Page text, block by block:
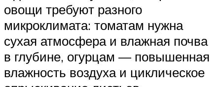
овощи требуют разного
микроклимата: томатам нужна
сухая атмосфера и влажная почва
в глубине, огурцам — повышенная
влажность воздуха и циклическое